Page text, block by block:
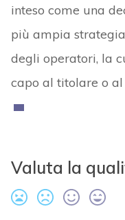
inteso come una
più ampia
degli operatori, la
capo al titolare o
Valuta la